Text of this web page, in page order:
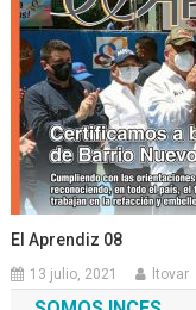
El Aprendiz 08
13 julio, 2021 ltovar